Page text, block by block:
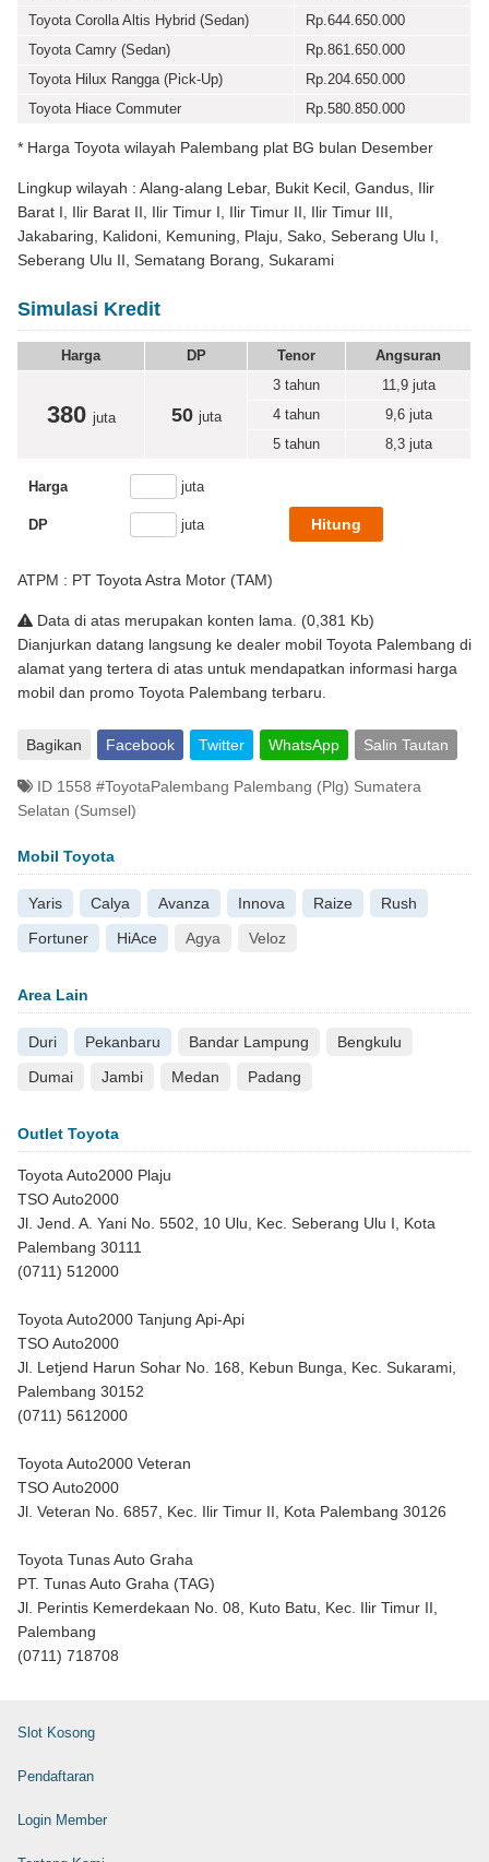
Toyota Corolla Altis Hybrid (Sedan)
Rp.644.650.000
Toyota Camry (Sedan)
Rp.861.650.000
Toyota Hilux Rangga (Pick-Up)
Rp.204.650.000
Toyota Hiace Commuter
Rp.580.850.000
* Harga Toyota wilayah Palembang plat BG bulan Desember
Lingkup wilayah : Alang-alang Lebar, Bukit Kecil, Gandus, Ilir
Barat I, Ilir Barat II, Ilir Timur I, Ilir Timur II, Ilir Timur III,
Jakabaring, Kalidoni, Kemuning, Plaju, Sako, Seberang Ulu I,
Seberang Ulu II, Sematang Borang, Sukarami
Simulasi Kredit
Harga DP Tenor Angsuran
380 juta 50 juta
3 tahun 11,9 juta
4 tahun
9,6 juta
5 tahun
8,3 juta
Harga juta
DP juta
ATPM : PT Toyota Astra Motor (TAM)
Data di atas merupakan konten lama. (0,381 Kb)
Dianjurkan datang langsung ke dealer mobil Toyota Palembang di
alamat yang tertera di atas untuk mendapatkan informasi harga
mobil dan promo Toyota Palembang terbaru.
Bagikan Facebook Twitter WhatsApp Salin Tautan
ID 1558 #ToyotaPalembang Palembang (Plg) Sumatera
Selatan (Sumsel)
Mobil Toyota
Yaris Calya Avanza Innova Raize
Rush
Fortuner
HiAce Agya Veloz
Area Lain
Duri Pekanbaru Bandar Lampung
Bengkulu
Dumai
Jambi Medan Padang
Outlet Toyota
Toyota Auto2000 Plaju
TSO Auto2000
Jl. Jend. A. Yani No. 5502, 10 Ulu, Kec. Seberang Ulu I, Kota
Palembang 30111
(0711) 512000
Toyota Auto2000 Tanjung Api-Api
TSO Auto2000
Jl. Letjend Harun Sohar No. 168, Kebun Bunga, Kec. Sukarami,
Palembang 30152
(0711) 5612000
Toyota Auto2000 Veteran
TSO Auto2000
Jl. Veteran No. 6857, Kec. Ilir Timur II, Kota Palembang 30126
Toyota Tunas Auto Graha
PT. Tunas Auto Graha (TAG)
Jl. Perintis Kemerdekaan No. 08, Kuto Batu, Kec. Ilir Timur II,
Palembang
(0711) 718708
Slot Kosong
Pendaftaran
Login Member